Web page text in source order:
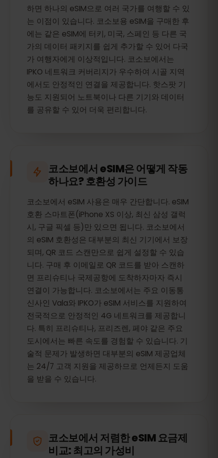
하면 하나의 eSIM으로 여러 국가를 여행할 수 있
는 이점이 있습니다. 코소보용 eSIM을 구매한 후
에는 같은 eSIM에 터키, 미국, 스페인 등 다른 국
가의 데이터 패키지를 쉽게 추가할 수 있어 다국
가 여행자에게 이상적입니다. 코소보에서는
IPKO 네트워크 커버리지가 우수하여 시골 지역
에서도 안정적인 연결을 제공합니다. 핫스팟 기
능도 지원되어 노트북이나 다른 기기와 데이터
를 공유할 수 있어 더욱 편리합니다.
코소보에서 eSIM은 어떻게 작동
하나요? 호환성 가이드
코소보에서 eSIM 사용은 매우 간단합니다. eSIM
호환 스마트폰(iPhone XS 이상, 최신 삼성 갤럭
시, 구글 픽셀 등)만 있으면 됩니다. 코소보에서
의 eSIM 호환성은 대부분의 최신 기기에서 보장
되며, QR 코드 스캔만으로 쉽게 설정할 수 있습
니다. 구매 후 이메일로 QR 코드를 받아 스캔하
면 프리슈티나 국제공항에 도착하자마자 즉시
연결이 가능합니다. 코소보에서는 주요 이동통
신사인 Vala와 IPKO가 eSIM 서비스를 지원하여
전국적으로 안정적인 4G 네트워크를 제공합니
다. 특히 프리슈티나, 프리즈렌, 페야 같은 주요
도시에서는 빠른 속도를 경험할 수 있습니다. 기
술적 문제가 발생하면 대부분의 eSIM 제공업체
는 24/7 고객 지원을 제공하므로 언제든지 도움
을 받을 수 있습니다.
코소보에서 저렴한 eSIM 요금제
비교: 최고의 가성비